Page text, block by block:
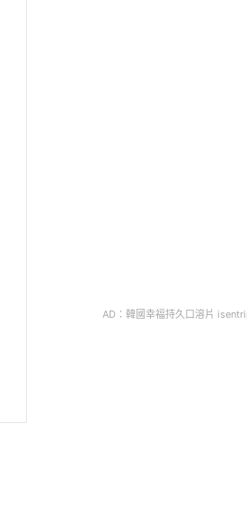
AD：韓國幸福持久口溶片